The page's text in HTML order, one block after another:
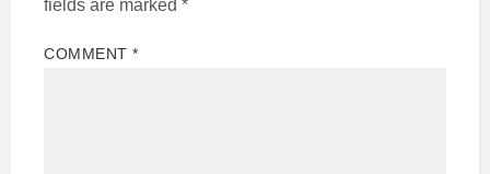
fields are marked *
COMMENT*